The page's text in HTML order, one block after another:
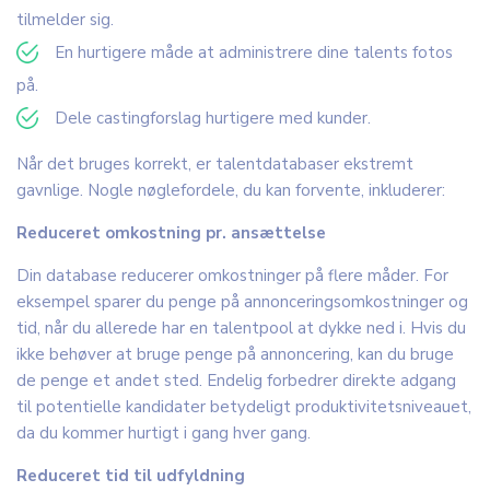
tilmelder sig.
En hurtigere måde at administrere dine talents fotos
på.
Dele castingforslag hurtigere med kunder.
Når det bruges korrekt, er talentdatabaser ekstremt
gavnlige. Nogle nøglefordele, du kan forvente, inkluderer:
Reduceret omkostning pr. ansættelse
Din database reducerer omkostninger på flere måder. For
eksempel sparer du penge på annonceringsomkostninger og
tid, når du allerede har en talentpool at dykke ned i. Hvis du
ikke behøver at bruge penge på annoncering, kan du bruge
de penge et andet sted. Endelig forbedrer direkte adgang
til potentielle kandidater betydeligt produktivitetsniveauet,
da du kommer hurtigt i gang hver gang.
Reduceret tid til udfyldning